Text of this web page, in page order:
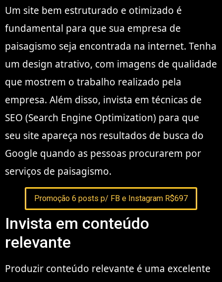
Um site bem estruturado e otimizado é
fundamental para que sua empresa de
paisagismo seja encontrada na internet. Tenha
um design atrativo, com imagens de qualidade
que mostrem o trabalho realizado pela
empresa. Além disso, invista em técnicas de
SEO (Search Engine Optimization) para que
seu site apareça nos resultados de busca do
Google quando as pessoas procurarem por
serviços de paisagismo.
Promoção 6 posts p/ FB e Instagram R$697
Invista em conteúdo
relevante
Produzir conteúdo relevante é uma excelente